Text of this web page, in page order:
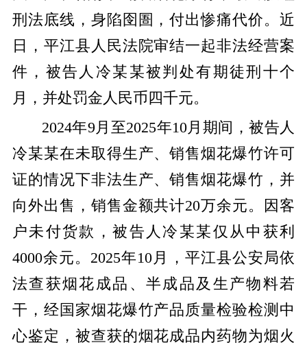
刑法底线，身陷囹圄，付出惨痛代价。近
日，平江县人民法院审结一起非法经营案
件，被告人冷某某被判处有期徒刑十个
月，并处罚金人民币四千元。
2024年9月至2025年10月期间，被告人
冷某某在未取得生产、销售烟花爆竹许可
证的情况下非法生产、销售烟花爆竹，并
向外出售，销售金额共计20万余元。因客
户未付货款，被告人冷某某仅从中获利
4000余元。2025年10月，平江县公安局依
法查获烟花成品、半成品及生产物料若
干，经国家烟花爆竹产品质量检验检测中
心鉴定，被查获的烟花成品内药物为烟火